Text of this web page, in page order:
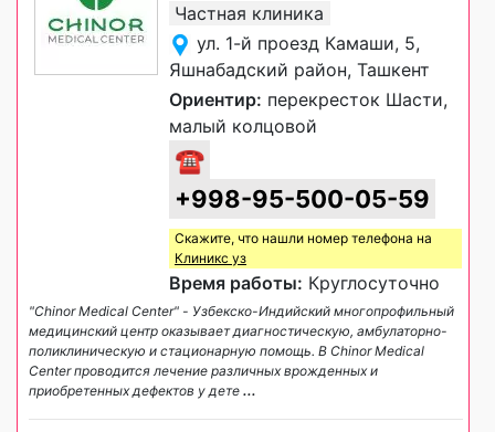
Частная клиника
ул. 1-й проезд Камаши, 5,
Яшнабадский район, Ташкент
Ориентир: перекресток Шасти,
малый колцовой
☎
+998-95-500-05-59
Скажите, что нашли номер телефона на
Клиникс уз
Время работы: Круглосуточно
"Chinor Medical Center" - Узбекско-Индийский многопрофильный
медицинский центр оказывает диагностическую, амбулаторно-
поликлиническую и стационарную помощь. В Chinor Medical
Center проводится лечение различных врожденных и
приобретенных дефектов у дете ...